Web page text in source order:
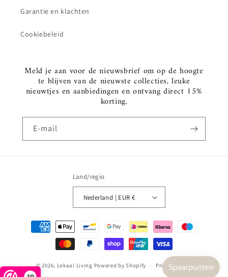
Garantie en klachten
Cookiebeleid
Meld je aan voor de nieuwsbrief om op de hoogte
te blijven van de nieuwste collecties, leuke
nieuwtjes en aanbiedingen en ontvang direct 15%
korting.
E‑mail
Land/regio
Nederland | EUR €
Betaalmethoden
© 2026, Lokaal Living Powered by Shopify Privacybeleid